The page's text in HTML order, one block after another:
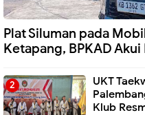
Plat Siluman pada
Ketapang, BPKAD
UKT
Klub